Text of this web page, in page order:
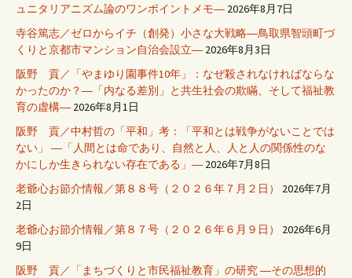
ュニタリアニズム論のワンポイントメモ― 2026年8月7日
寺谷篤志／ゼロからイチ（創発）小さな大戦略―鳥取県智頭町づ
くりと京都市マンション自治会設立― 2026年8月3日
阪野 貢／「やまゆり園事件10年」：なぜ殺されなければならな
かったのか？―「内なる差別」と共生社会の欺瞞、そして福祉教
育の虚構― 2026年8月1日
阪野 貢／中村哲の「平和」考：「平和とは戦争がないことでは
ない」 ―「人間とは命であり、自然と人、人と人の関係性のな
かにしか生きられない存在である」― 2026年7月8日
老爺心お節介情報／第８８号（２０２６年７月２日）
2026年7月
2日
老爺心お節介情報／第８７号（２０２６年６月９日）
2026年6月
9日
阪野 貢／「まちづくりと市民福祉教育」の研究 ―その思想的